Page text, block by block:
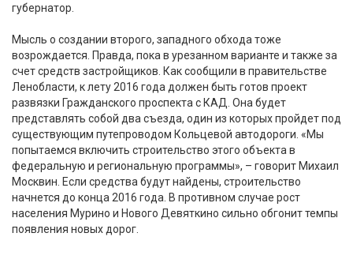
губернатор.
Мысль о создании второго, западного обхода тоже
возрождается. Правда, пока в урезанном варианте и также за
счет средств застройщиков. Как сообщили в правительстве
Ленобласти, к лету 2016 года должен быть готов проект
развязки Гражданского проспекта с КАД. Она будет
представлять собой два съезда, один из которых пройдет под
существующим путепроводом Кольцевой автодороги. «Мы
попытаемся включить строительство этого объекта в
федеральную и региональную программы», – говорит Михаил
Москвин. Если средства будут найдены, строительство
начнется до конца 2016 года. В противном случае рост
населения Мурино и Нового Девяткино сильно обгонит темпы
появления новых дорог.